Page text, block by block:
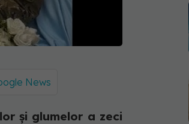
News
și glumelor a zeci